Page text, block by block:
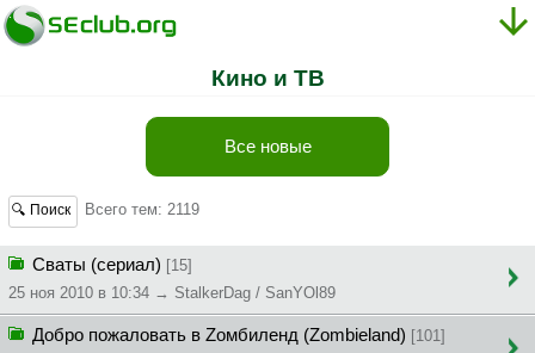
Кино и ТВ
Все новые
🔍 Поиск Всего тем: 2119
Сваты (сериал) [15]
25 ноя 2010 в 10:34 → StalkerDag / SanYOl89
Добро пожаловать в Zомбиленд (Zombieland) [101]